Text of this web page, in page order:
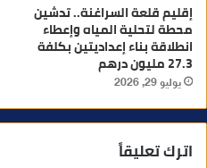
إقليم قلعة السراغنة.. تدشين
محطة لتحلية المياه وإعطاء
انطلاقة بناء إعداديتين بكلفة
27.3 مليون درهم
يوليو 29, 2026
اترك تعليقاً